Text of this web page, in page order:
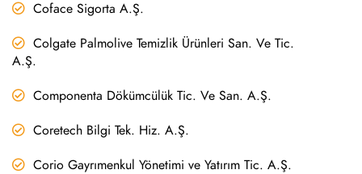
Coface Sigorta A.Ş.
Colgate Palmolive Temizlik Ürünleri San. Ve Tic.
A.Ş.
Componenta Dökümcülük Tic. Ve San. A.Ş.
Coretech Bilgi Tek. Hiz. A.Ş.
Corio Gayrımenkul Yönetimi ve Yatırım Tic. A.Ş.